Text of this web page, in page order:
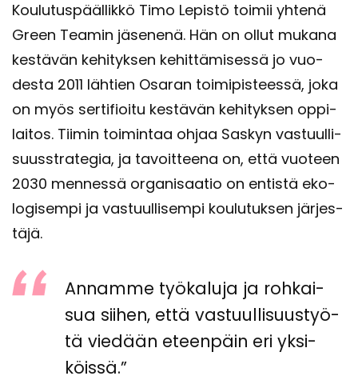
Kou­lu­tus­pääl­lik­kö Timo Le­pis­tö toi­mii yh­te­nä
Green Tea­min jä­se­ne­nä. Hän on ollut mu­ka­na
kes­tä­vän ke­hi­tyk­sen ke­hit­tä­mi­ses­sä jo vuo­
des­ta 2011 läh­tien Osa­ran toi­mi­pis­tees­sä, joka
on myös ser­ti­fioi­tu kes­tä­vän ke­hi­tyk­sen op­pi­
lai­tos. Tii­min toi­min­taa ohjaa Sas­kyn vas­tuul­li­
suus­stra­te­gia, ja ta­voit­tee­na on, että vuo­teen
2030 men­nes­sä or­ga­ni­saa­tio on en­tis­tä eko­
lo­gi­sem­pi ja vas­tuul­li­sem­pi kou­lu­tuk­sen jär­jes­
tä­jä.
An­nam­me työ­ka­lu­ja ja roh­kai­
sua sii­hen, että vas­tuul­li­suus­työ­
tä vie­dään eteen­päin eri yk­si­
köis­sä.”